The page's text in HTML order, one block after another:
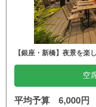
【銀座・新橋】夜景を楽
空
平均予算 6,000円